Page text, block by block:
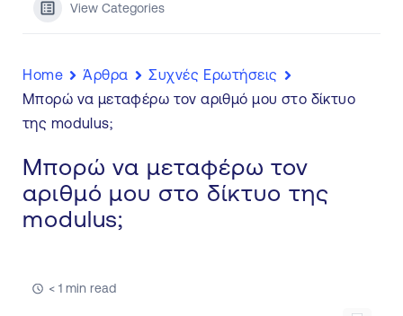
View Categories
Home Άρθρα
Συχνές Ερωτήσεις
Μπορώ να μεταφέρω τον αριθμό μου στο δίκτυο
της modulus;
Μπορώ να μεταφέρω τον
αριθμό μου στο δίκτυο της
modulus;
< 1 min read